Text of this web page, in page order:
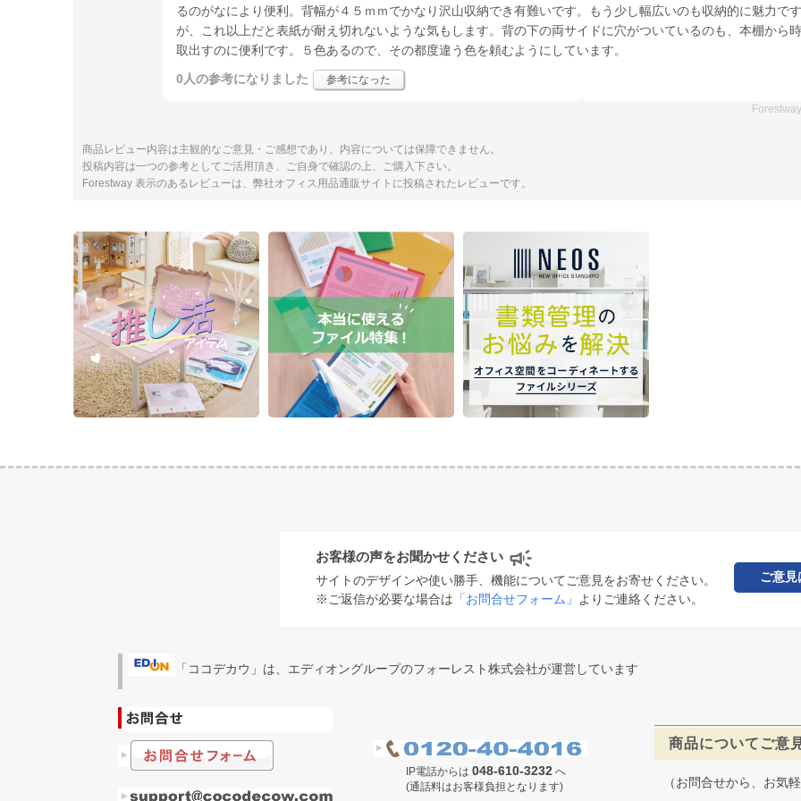
るのがなにより便利。背幅が４５ｍｍでかなり沢山収納でき有難いです。もう少し幅広いのも収納的に魅力です
が、これ以上だと表紙が耐え切れないような気もします。背の下の両サイドに穴がついているのも、本棚から時
取出すのに便利です。５色あるので、その都度違う色を頼むようにしています。
0人の参考になりました 参考になった
Forestway
商品レビュー内容は主観的なご意見・ご感想であり、内容については保障できません。
投稿内容は一つの参考としてご活用頂き、ご自身で確認の上、ご購入下さい。
Forestway 表示のあるレビューは、弊社オフィス用品通販サイトに投稿されたレビューです。
お客様の声をお聞かせください
サイトのデザインや使い勝手、機能についてご意見をお寄せください。
※ご返信が必要な場合は 「お問合せフォーム」 よりご連絡ください。
ご意見
「ココデカウ」は、エディオングループのフォーレスト株式会社が運営しています
IP電話からは 048-610-3232 へ
(通話料はお客様負担となります)
商品についてご意
（お問合せから、お気